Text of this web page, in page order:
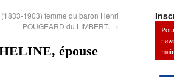
1903) femme du baron Henri
POUGEARD du LIMBERT. →
épouse